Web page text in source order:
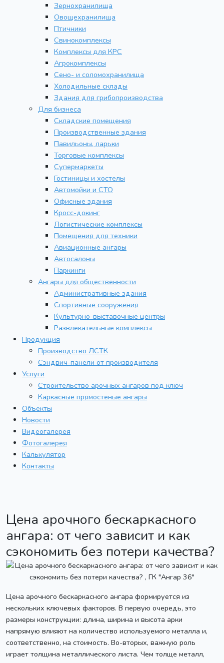
Зернохранилища
Овощехранилища
Птичники
Свинокомплексы
Комплексы для КРС
Агрокомплексы
Сено- и соломохранилища
Холодильные склады
Здания для грибопроизводства
Для бизнеса
Складские помещения
Производственные здания
Павильоны, ларьки
Торговые комплексы
Супермаркеты
Гостиницы и хостелы
Автомойки и СТО
Офисные здания
Кросс-докинг
Логистические комплексы
Помещения для техники
Авиационные ангары
Автосалоны
Паркинги
Ангары для общественности
Административные здания
Спортивные сооружения
Культурно-выставочные центры
Развлекательные комплексы
Продукция
Производство ЛСТК
Сэндвич-панели от производителя
Услуги
Строительство арочных ангаров под ключ
Каркасные прямостеные ангары
Объекты
Новости
Видеогалерея
Фотогалерея
Калькулятор
Контакты
Цена арочного бескаркасного
ангара: от чего зависит и как
сэкономить без потери качества?
Цена арочного бескаркасного ангара формируется из
нескольких ключевых факторов. В первую очередь, это
размеры конструкции: длина, ширина и высота арки
напрямую влияют на количество используемого металла и,
соответственно, на стоимость. Во-вторых, важную роль
играет толщина металлического листа. Чем толще металл,